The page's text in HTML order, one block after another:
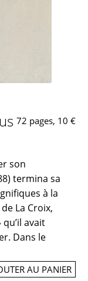
72 pages, 10 €
son
termina sa
à la
La Croix,
avait
Dans le
AU PANIER